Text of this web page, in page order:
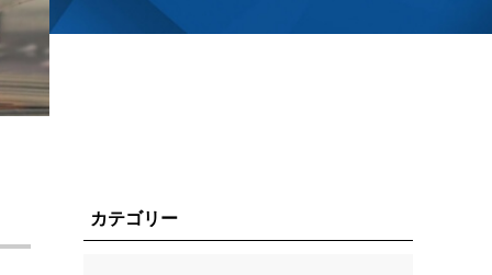
カテゴリー